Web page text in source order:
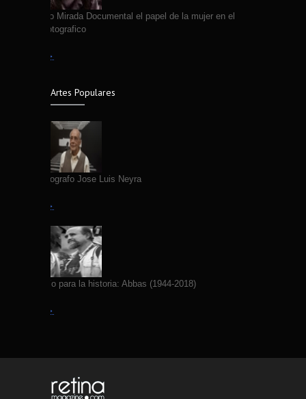
VII Coloquio Mirada Documental el papel de la mujer en el
quehacer fotografico
Leer más →
Artes Populares
Fallece Fotografo Jose Luis Neyra
Leer más →
Yo fotografío para la historia: Abbas (1944-2018)
Leer más →